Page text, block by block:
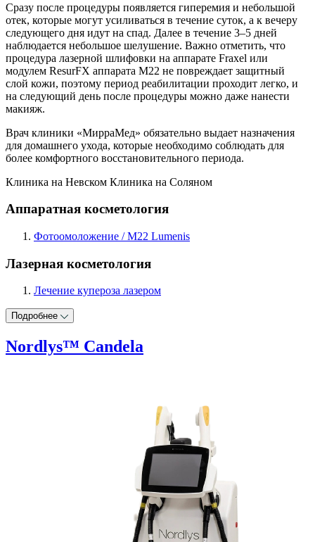
Сразу после процедуры появляется гиперемия и небольшой
отек, которые могут усиливаться в течение суток, а к вечеру
следующего дня идут на спад. Далее в течение 3–5 дней
наблюдается небольшое шелушение. Важно отметить, что
процедура лазерной шлифовки на аппарате Fraxel или
модулем ResurFX аппарата М22 не повреждает защитный
слой кожи, поэтому период реабилитации проходит легко, и
на следующий день после процедуры можно даже нанести
макияж.
Врач клиники «МирраМед» обязательно выдает назначения
для домашнего ухода, которые необходимо соблюдать для
более комфортного восстановительного периода.
Клиника на Невском Клиника на Соляном
Аппаратная косметология
Фотоомоложение / М22 Lumenis
Лазерная косметология
Лечение купероза лазером
Подробнее
Nordlys™ Candela